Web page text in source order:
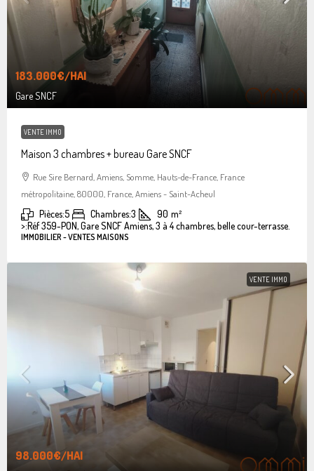
183.000€/HAI
Gare SNCF
VENTE IMMO
Maison 3 chambres + bureau Gare SNCF
Rue Sire Bernard, Amiens, Somme, Hauts-de-France, France
métropolitaine, 80000, France, Amiens - Saint-Acheul
Pièces:5 Chambres:3 90 m²
>:Réf 359-PON, Gare SNCF Amiens, 3 à 4 chambres, belle cour-terrasse.
IMMOBILIER - VENTES MAISONS
VENTE IMMO
98.000€/HAI